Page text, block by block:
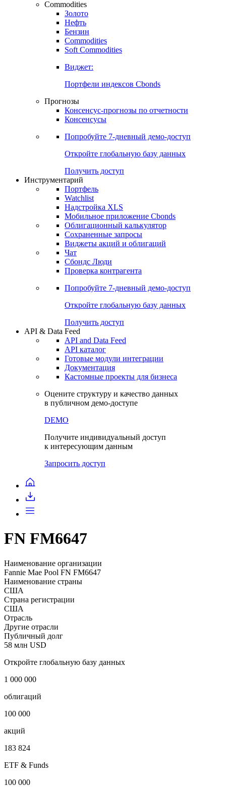
Commodities
Золото
Нефть
Бензин
Commodities
Soft Commodities
Виджет:
Портфели индексов Cbonds
Прогнозы
Консенсус-прогнозы по отчетности
Консенсусы
Попробуйте 7-дневный демо-доступ
Откройте глобальную базу данных
Получить доступ
Инструментарий
Портфель
Watchlist
Надстройка XLS
Мобильное приложение Cbonds
Облигационный калькулятор
Сохраненные запросы
Виджеты акций и облигаций
Чат
Сбондс Люди
Проверка контрагента
Попробуйте 7-дневный демо-доступ
Откройте глобальную базу данных
Получить доступ
API & Data Feed
API and Data Feed
API каталог
Готовые модули интеграции
Документация
Кастомные проекты для бизнеса
Оцените структуру и качество данных
в публичном демо-доступе
DEMO
Получите индивидуальный доступ
к интересующим данным
Запросить доступ
FN FM6647
Наименование организации
Fannie Mae Pool FN FM6647
Наименование страны
США
Страна регистрации
США
Отрасль
Другие отрасли
Публичный долг
58 млн USD
Откройте глобальную базу данных
1 000 000
облигаций
100 000
акций
183 824
ETF & Funds
100 000